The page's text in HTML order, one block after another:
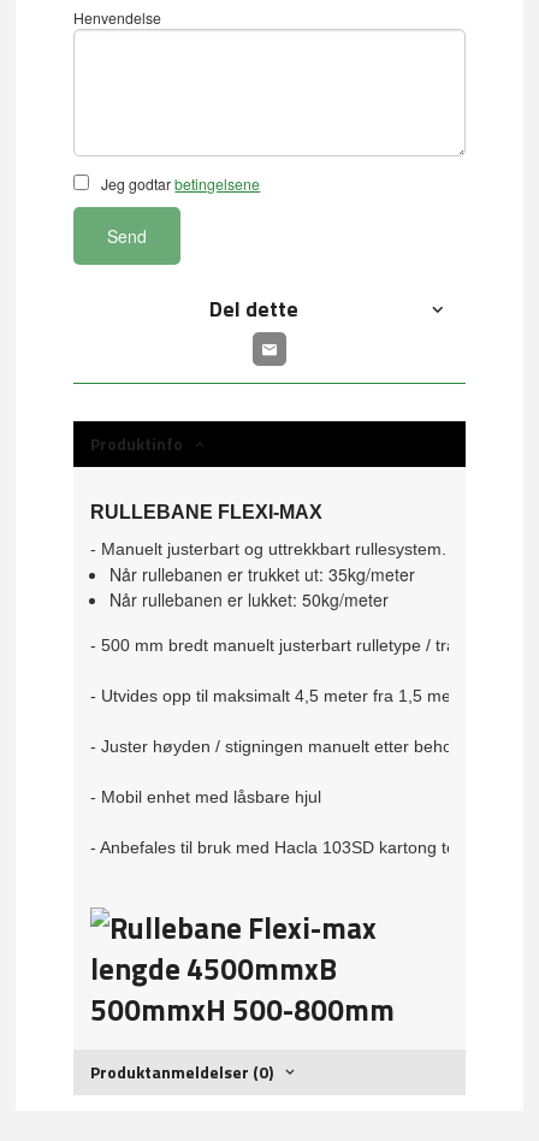
Henvendelse
Jeg godtarbetingelsene
Send
Del dette
Produktinfo
RULLEBANE FLEXI-MAX
- Manuelt justerbart og uttrekkbart rullesystem.
Når rullebanen er trukket ut: 35kg/meter
Når rullebanen er lukket: 50kg/meter
- Anbefales til bruk med Hacla 103SD kartong
Produktanmeldelser (0)